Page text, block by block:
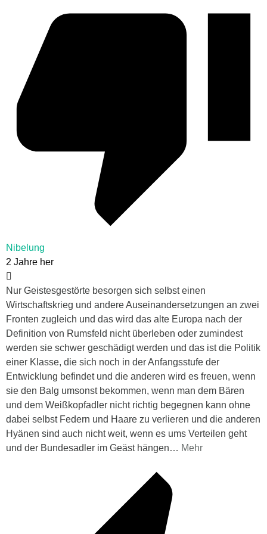
Nibelung
2 Jahre her
Nur Geistesgestörte besorgen sich selbst einen
Wirtschaftskrieg und andere Auseinandersetzungen an zwei
Fronten zugleich und das wird das alte Europa nach der
Definition von Rumsfeld nicht überleben oder zumindest
werden sie schwer geschädigt werden und das ist die Politik
einer Klasse, die sich noch in der Anfangsstufe der
Entwicklung befindet und die anderen wird es freuen, wenn
sie den Balg umsonst bekommen, wenn man dem Bären
und dem Weißkopfadler nicht richtig begegnen kann ohne
dabei selbst Federn und Haare zu verlieren und die anderen
Hyänen sind auch nicht weit, wenn es ums Verteilen geht
und der Bundesadler im Geäst hängen… Mehr